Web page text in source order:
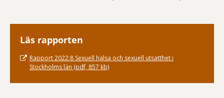
Läs rapporten
Rapport 2022:8 Sexuell hälsa och sexuell utsatthet i
Stockholms län (pdf, 857 kb)